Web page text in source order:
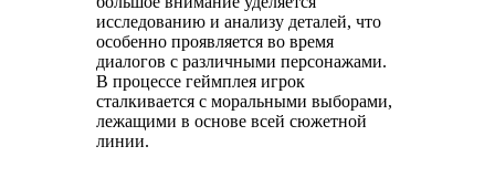
исследованию и анализу деталей, что
особенно проявляется во время
диалогов с различными персонажами.
В процессе геймплея игрок
сталкивается с моральными выборами,
лежащими в основе всей сюжетной
линии.